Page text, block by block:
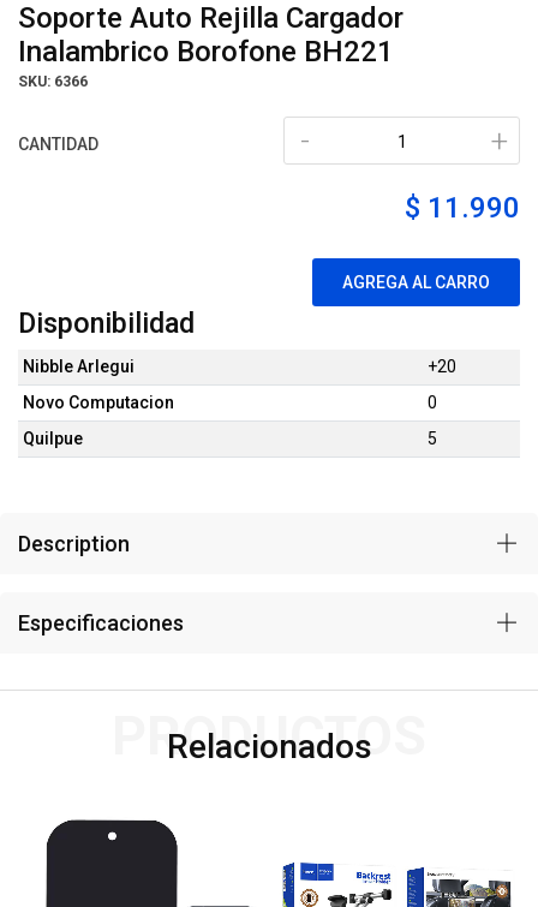
Soporte Auto Rejilla Cargador
Inalambrico Borofone BH221
SKU: 6366
CANTIDAD +
-
$ 11.990
AGREGA AL CARRO
Disponibilidad
Nibble Arlegui
+20
Novo Computacion
0
Quilpue
5
Description
Especificaciones
Relacionados
PRODUCTOS